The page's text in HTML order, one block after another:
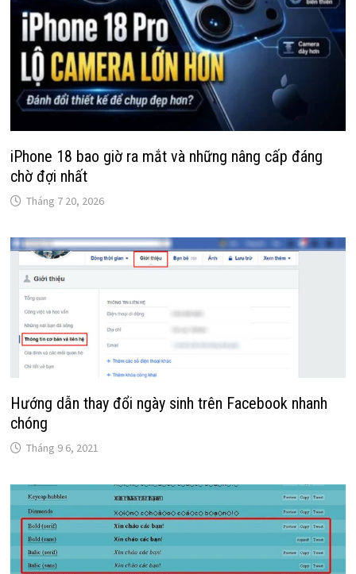
iPhone 18 bao giờ ra mắt và những nâng cấp đáng
chờ đợi nhất
Tháng 7 20, 2026
Hướng dẫn thay đổi ngày sinh trên Facebook nhanh
chóng
Tháng 9 6, 2021